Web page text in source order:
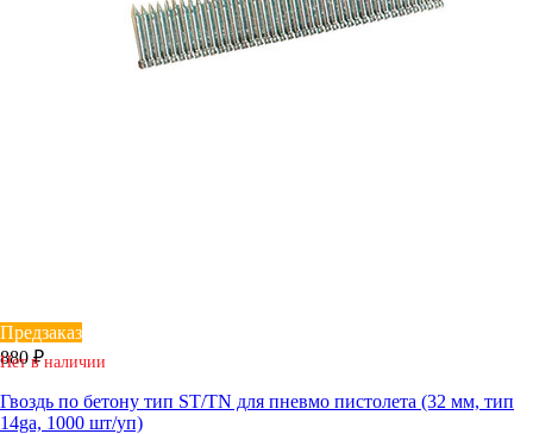
Предзаказ
880 ₽
Нет в наличии
Гвоздь по бетону тип ST/TN для пневмо пистолета (32 мм, тип
14ga, 1000 шт/уп)